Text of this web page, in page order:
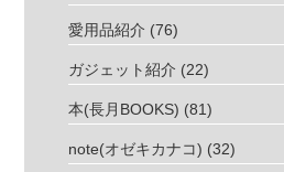
愛用品紹介 (76)
ガジェット紹介 (22)
本(長月BOOKS) (81)
note(オゼキカナコ) (32)